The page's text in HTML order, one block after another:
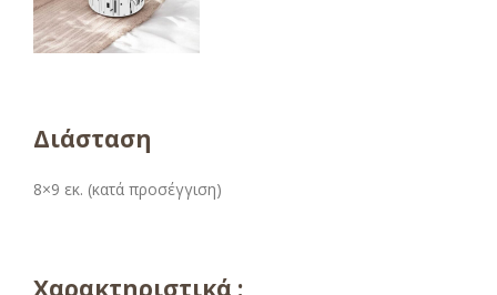
Διάσταση
8×9 εκ. (κατά προσέγγιση)
Χαρακτηριστικά :